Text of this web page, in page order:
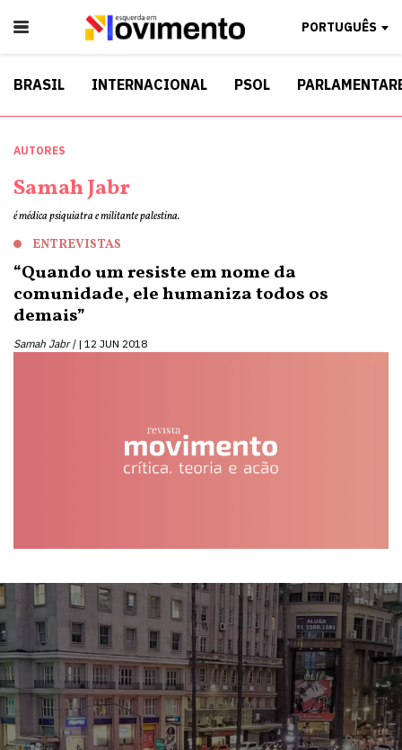
PORTUGUÊS
BRASIL INTERNACIONAL PSOL
AUTORES
Samah Jabr
é médica psiquiatra e militante palestina.
ENTREVISTAS
“Quando um resiste em nome da
comunidade, ele humaniza todos os
demais”
Samah Jabr | 12 JUN 2018